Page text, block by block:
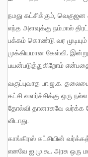
நமது கட்சிக்கும், வெகுஜன அமைப்புகளுக்கும் அப்பாற்பட்ட மக்களை
எந்த அளவுக்கு நம்மால்
பக்கம் கொண்டு வர
முக்கியமான கேள்வி.
பயன்படுத்துகிறோம்
வகுப்புவாத பா.ஜ.க. தலைமையிலான கூட்டணி தோற்கடிக்கப் பட்டுள்ளது,
கட்சி வளர்ச்சிக்கு ஒரு
தோல்வி தானாகவே வர்க்க
விடாது.
காங்கிரஸ் கட்சியின் வர்க்கத் தன்மையில் எந்த மாற்றமும் ஏற்படவில்லை.
எனவே ஐ.மு.கூ. அரசு ஒரு